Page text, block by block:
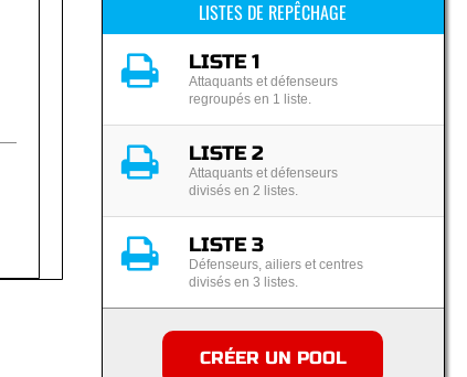
LISTES DE REPÊCHAGE
LISTE 1
Attaquants et défenseurs
regroupés en 1 liste.
LISTE 2
Attaquants et défenseurs
divisés en 2 listes.
LISTE 3
Défenseurs, ailiers et centres
divisés en 3 listes.
CRÉER UN POOL